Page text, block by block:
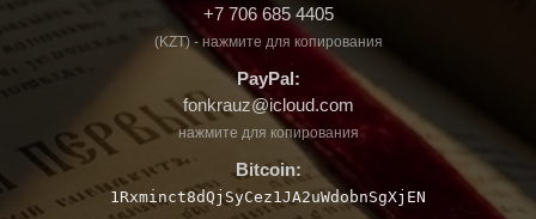
+7 706 685 4405
(KZT) - нажмите для копирования
PayPal:
fonkrauz@icloud.com
нажмите для копирования
Bitcoin:
1Rxminct8dQjSyCez1JA2uWdobnSgXjEN